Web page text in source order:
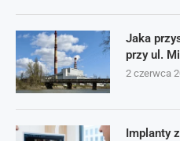
Jaka
przy ul.
2 czerwca
Implanty